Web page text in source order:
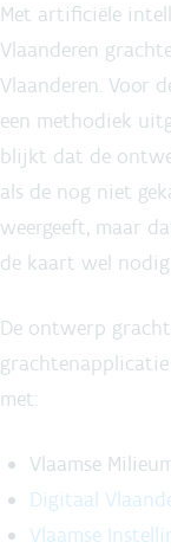
Met artificiële
Vlaanderen
Vlaanderen. Voor
een methodiek
blijkt dat de
als de nog niet
weergeeft, maar
de kaart wel
De ontwerp
met:
Vlaamse
Digitaal
Vlaamse